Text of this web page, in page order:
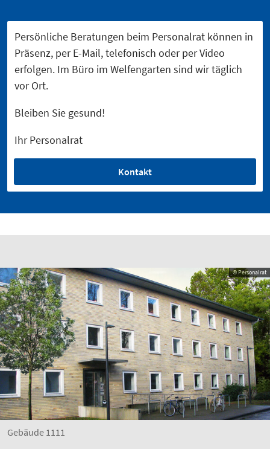
Persönliche Beratungen beim Personalrat können in
Präsenz, per E-Mail, telefonisch oder per Video
erfolgen. Im Büro im Welfengarten sind wir täglich
vor Ort.
Bleiben Sie gesund!
Ihr Personalrat
Kontakt
© Personalrat
Gebäude 1111